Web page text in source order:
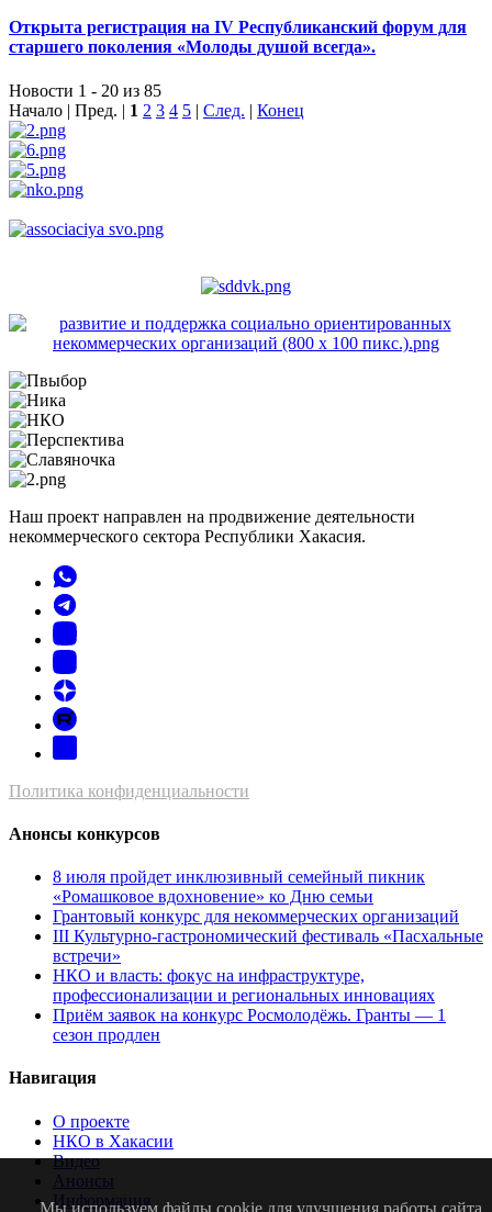
Открыта регистрация на IV Республиканский форум для
старшего поколения «Молоды душой всегда».
Новости 1 - 20 из 85
Начало | Пред. | 1 2 3 4 5 | След. | Конец
Наш проект направлен на продвижение деятельности
некоммерческого сектора Республики Хакасия.
Политика конфиденциальности
Мы используем файлы cookie для улучшения работы сайта.
Анонсы конкурсов
8 июля пройдет инклюзивный семейный пикник
«Ромашковое вдохновение» ко Дню семьи
Грантовый конкурс для некоммерческих организаций
III Культурно-гастрономический фестиваль «Пасхальные
встречи»
НКО и власть: фокус на инфраструктуре,
профессионализации и региональных инновациях
Приём заявок на конкурс Росмолодёжь. Гранты — 1
сезон продлен
Навигация
О проекте
НКО в Хакасии
Видео
Анонсы
Информация